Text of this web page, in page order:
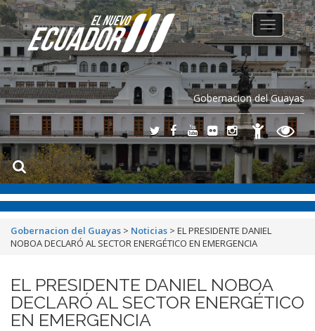
Gobernacion del Guayas
Toggle
navigation
Gobernacion del Guayas > Noticias > EL PRESIDENTE DANIEL
NOBOA DECLARÓ AL SECTOR ENERGÉTICO EN EMERGENCIA
EL PRESIDENTE DANIEL NOBOA
DECLARÓ AL SECTOR ENERGÉTICO
EN EMERGENCIA